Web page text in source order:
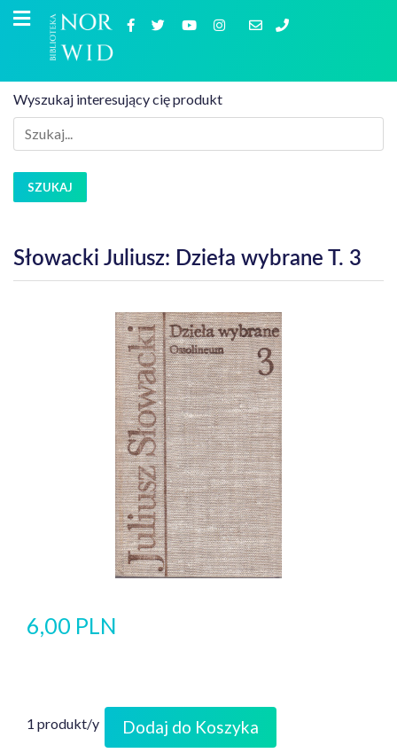
Wyszukaj interesujący cię produkt
SZUKAJ
Słowacki Juliusz: Dzieła wybrane T. 3
6,00 PLN
1 produkt/y Dodaj do Koszyka